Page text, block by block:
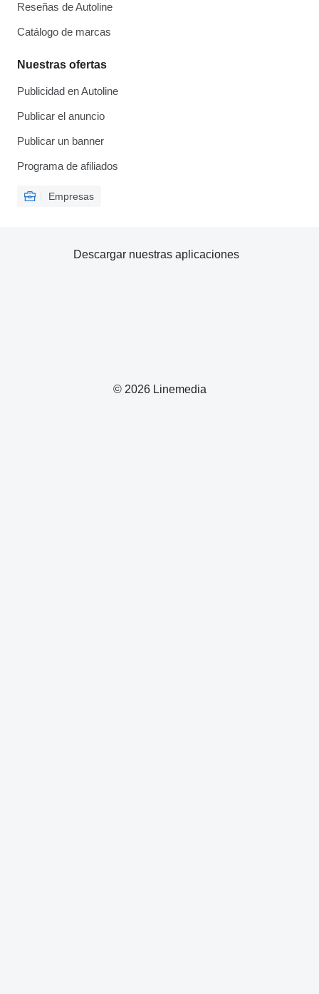
Reseñas de Autoline
Catálogo de marcas
Nuestras ofertas
Publicidad en Autoline
Publicar el anuncio
Publicar un banner
Programa de afiliados
Empresas
© 2026 Linemedia
Descargar nuestras aplicaciones